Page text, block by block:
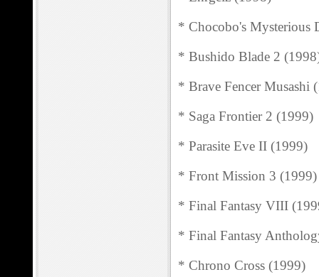
* Chocobo's Mysterious
* Bushido Blade 2
* Brave Fencer Musashi
* Saga Frontier 2 (1999)
* Parasite Eve II (1999)
* Front Mission 3 (1999)
* Final Fantasy VIII
* Final Fantasy
* Chrono Cross (1999)